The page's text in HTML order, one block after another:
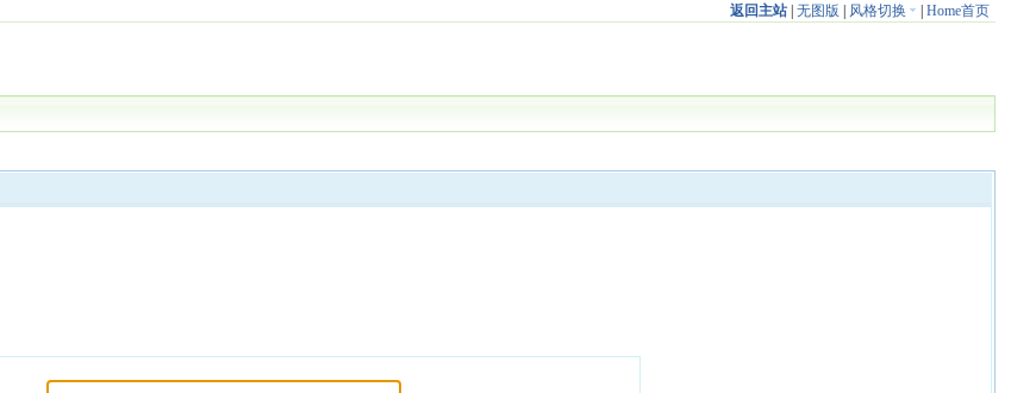
返回主站| 无图版 风格切换 Home首页